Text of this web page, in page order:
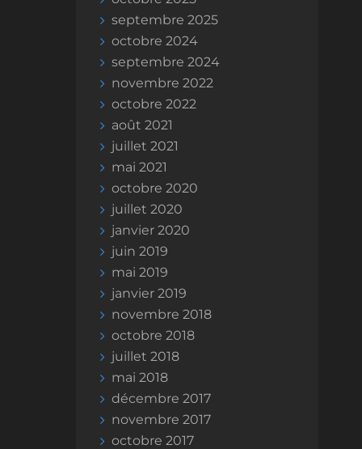
septembre 2025
octobre 2024
septembre 2024
novembre 2022
octobre 2022
août 2021
juillet 2021
mai 2021
octobre 2020
juillet 2020
janvier 2020
juin 2019
mai 2019
janvier 2019
novembre 2018
octobre 2018
juillet 2018
mai 2018
décembre 2017
novembre 2017
octobre 2017